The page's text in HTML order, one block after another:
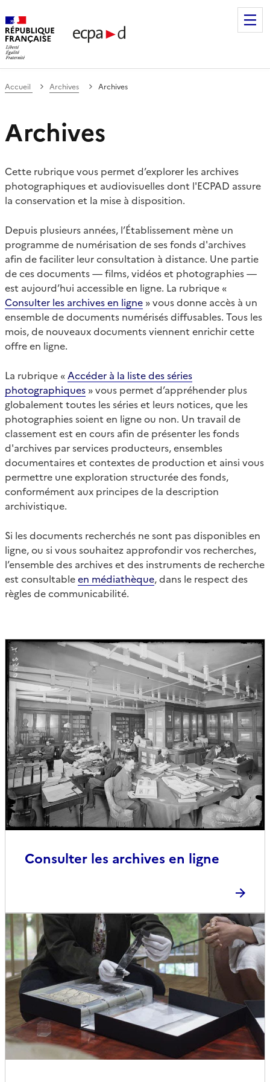
de communication et de production
Accueil Archives Archives
Archives
Cette rubrique vous permet d’explorer les archives
photographiques et audiovisuelles dont l'ECPAD assure
la conservation et la mise à disposition.
Depuis plusieurs années, l’Établissement mène un
programme de numérisation de ses fonds d'archives
afin de faciliter leur consultation à distance. Une partie
de ces documents — films, vidéos et photographies —
est aujourd’hui accessible en ligne. La rubrique «
Consulter les archives en ligne » vous donne accès à un
ensemble de documents numérisés diffusables. Tous les
mois, de nouveaux documents viennent enrichir cette
offre en ligne.
La rubrique « Accéder à la liste des séries
photographiques » vous permet d’appréhender plus
globalement toutes les séries et leurs notices, que les
photographies soient en ligne ou non. Un travail de
classement est en cours afin de présenter les fonds
d'archives par services producteurs, ensembles
documentaires et contextes de production et ainsi vous
permettre une exploration structurée des fonds,
conformément aux principes de la description
archivistique.
Si les documents recherchés ne sont pas disponibles en
ligne, ou si vous souhaitez approfondir vos recherches,
l’ensemble des archives et des instruments de recherche
est consultableen médiathèque, dans le respect des
règles de communicabilité.
Consulter les archives en ligne